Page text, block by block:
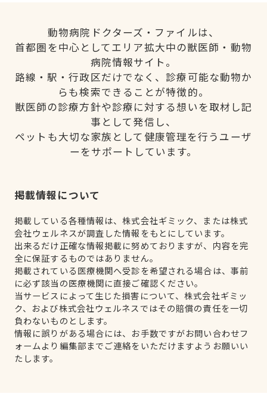
動物病院ドクターズ・ファイルは、
首都圏を中心としてエリア拡大中の獣医師・動物
病院情報サイト。
路線・駅・行政区だけでなく、診療可能な動物か
らも検索できることが特徴的。
獣医師の診療方針や診療に対する想いを取材し記
事として発信し、
ペットも大切な家族として健康管理を行うユーザ
ーをサポートしています。
掲載情報について
掲載している各種情報は、株式会社ギミック、または株式
会社ウェルネスが調査した情報をもとにしています。
出来るだけ正確な情報掲載に努めておりますが、内容を完
全に保証するものではありません。
掲載されている医療機関へ受診を希望される場合は、事前
に必ず該当の医療機関に直接ご確認ください。
当サービスによって生じた損害について、株式会社ギミッ
ク、および株式会社ウェルネスではその賠償の責任を一切
負わないものとします。
情報に誤りがある場合には、お手数ですがお問い合わせフ
ォームより編集部までご連絡をいただけますようお願いい
たします。